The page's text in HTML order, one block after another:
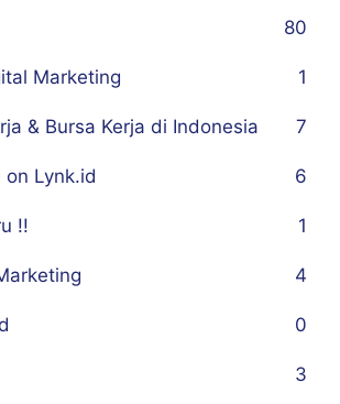
80
Marketing 1
& Bursa Kerja di Indonesia 7
on Lynk.id 6
!! 1
4
0
3